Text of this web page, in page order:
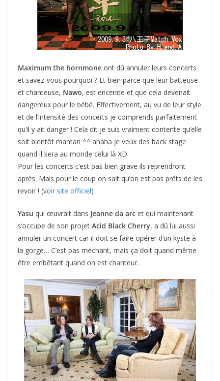
Maximum the hornmone ont dû annuler leurs concerts
et savez-vous pourquoi ? Et bien parce que leur batteuse
et chanteuse, Nawo, est enceinte et que cela devenait
dangereux pour le bébé. Effectivement, au vu de leur style
et de l’intensité des concerts je comprends parfaitement
qu’il y ait danger ! Cela dit je suis vraiment contente qu’elle
soit bientôt maman ^^ ahaha je veux des back stage
quand il sera au monde celui là XD
Pour les concerts c’est pas bien grave ils reprendront
après. Mais pour le coup on sait qu’on est pas prêts de les
revoir ! (voir site officiel)
Yasu qui œuvrait dans Jeanne da arc et qui maintenant
s’occupe de son projet Acid Black Cherry, a dû lui aussi
annuler un concert car il doit se faire opérer d’un kyste à
la gorge… C’est pas méchant, mais ça doit quand même
être embêtant quand on est chanteur.